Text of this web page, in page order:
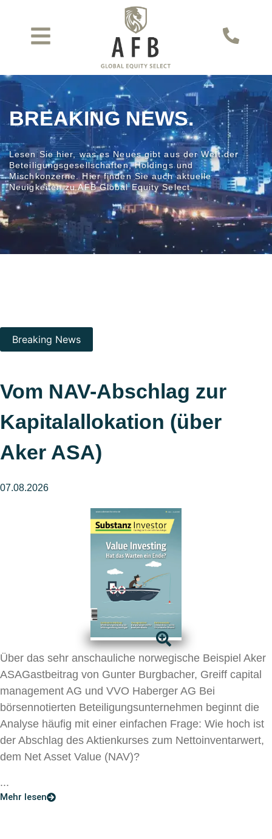
BREAKING NEWS.
Lesen Sie hier, was es Neues gibt aus der Welt der
Beteiligungsgesellschaften, Holdings und
Mischkonzerne. Hier finden Sie auch aktuelle
Neuigkeiten zu AFB Global Equity Select.
Breaking News
Vom NAV-Abschlag zur
Kapitalallokation (über
Aker ASA)
07.08.2026
Über das sehr anschauliche norwegische Beispiel Aker
ASAGastbeitrag von Gunter Burgbacher, Greiff capital
management AG und VVO Haberger AG Bei
börsennotierten Beteiligungsunternehmen beginnt die
Analyse häufig mit einer einfachen Frage: Wie hoch ist
der Abschlag des Aktienkurses zum Nettoinventarwert,
dem Net Asset Value (NAV)?
...
Mehr lesen